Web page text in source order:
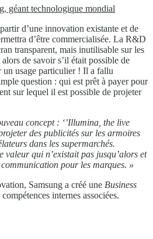
géant technologique mondial
d’une innovation existante et de
d’être commercialisée. La R&D
transparent, mais inutilisable sur les
de savoir s’il était possible de
usage particulier ! Il a fallu
question : qui est prêt à payer pour
sur lequel il est possible de projeter
concept : ‘’Illumina, the live
des publicités sur les armoires
dans les supermarchés.
valeur qui n’existait pas jusqu’alors et
pour les marques. »
Samsung a créé une Business
internes associées.